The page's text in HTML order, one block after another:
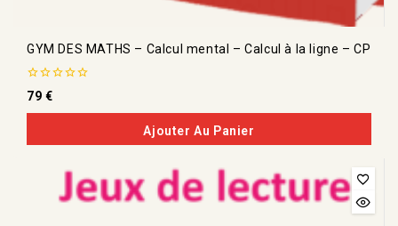
GYM DES MATHS – Calcul mental – Calcul à la ligne – CP
0
de
5
79 €
Ajouter Au Panier